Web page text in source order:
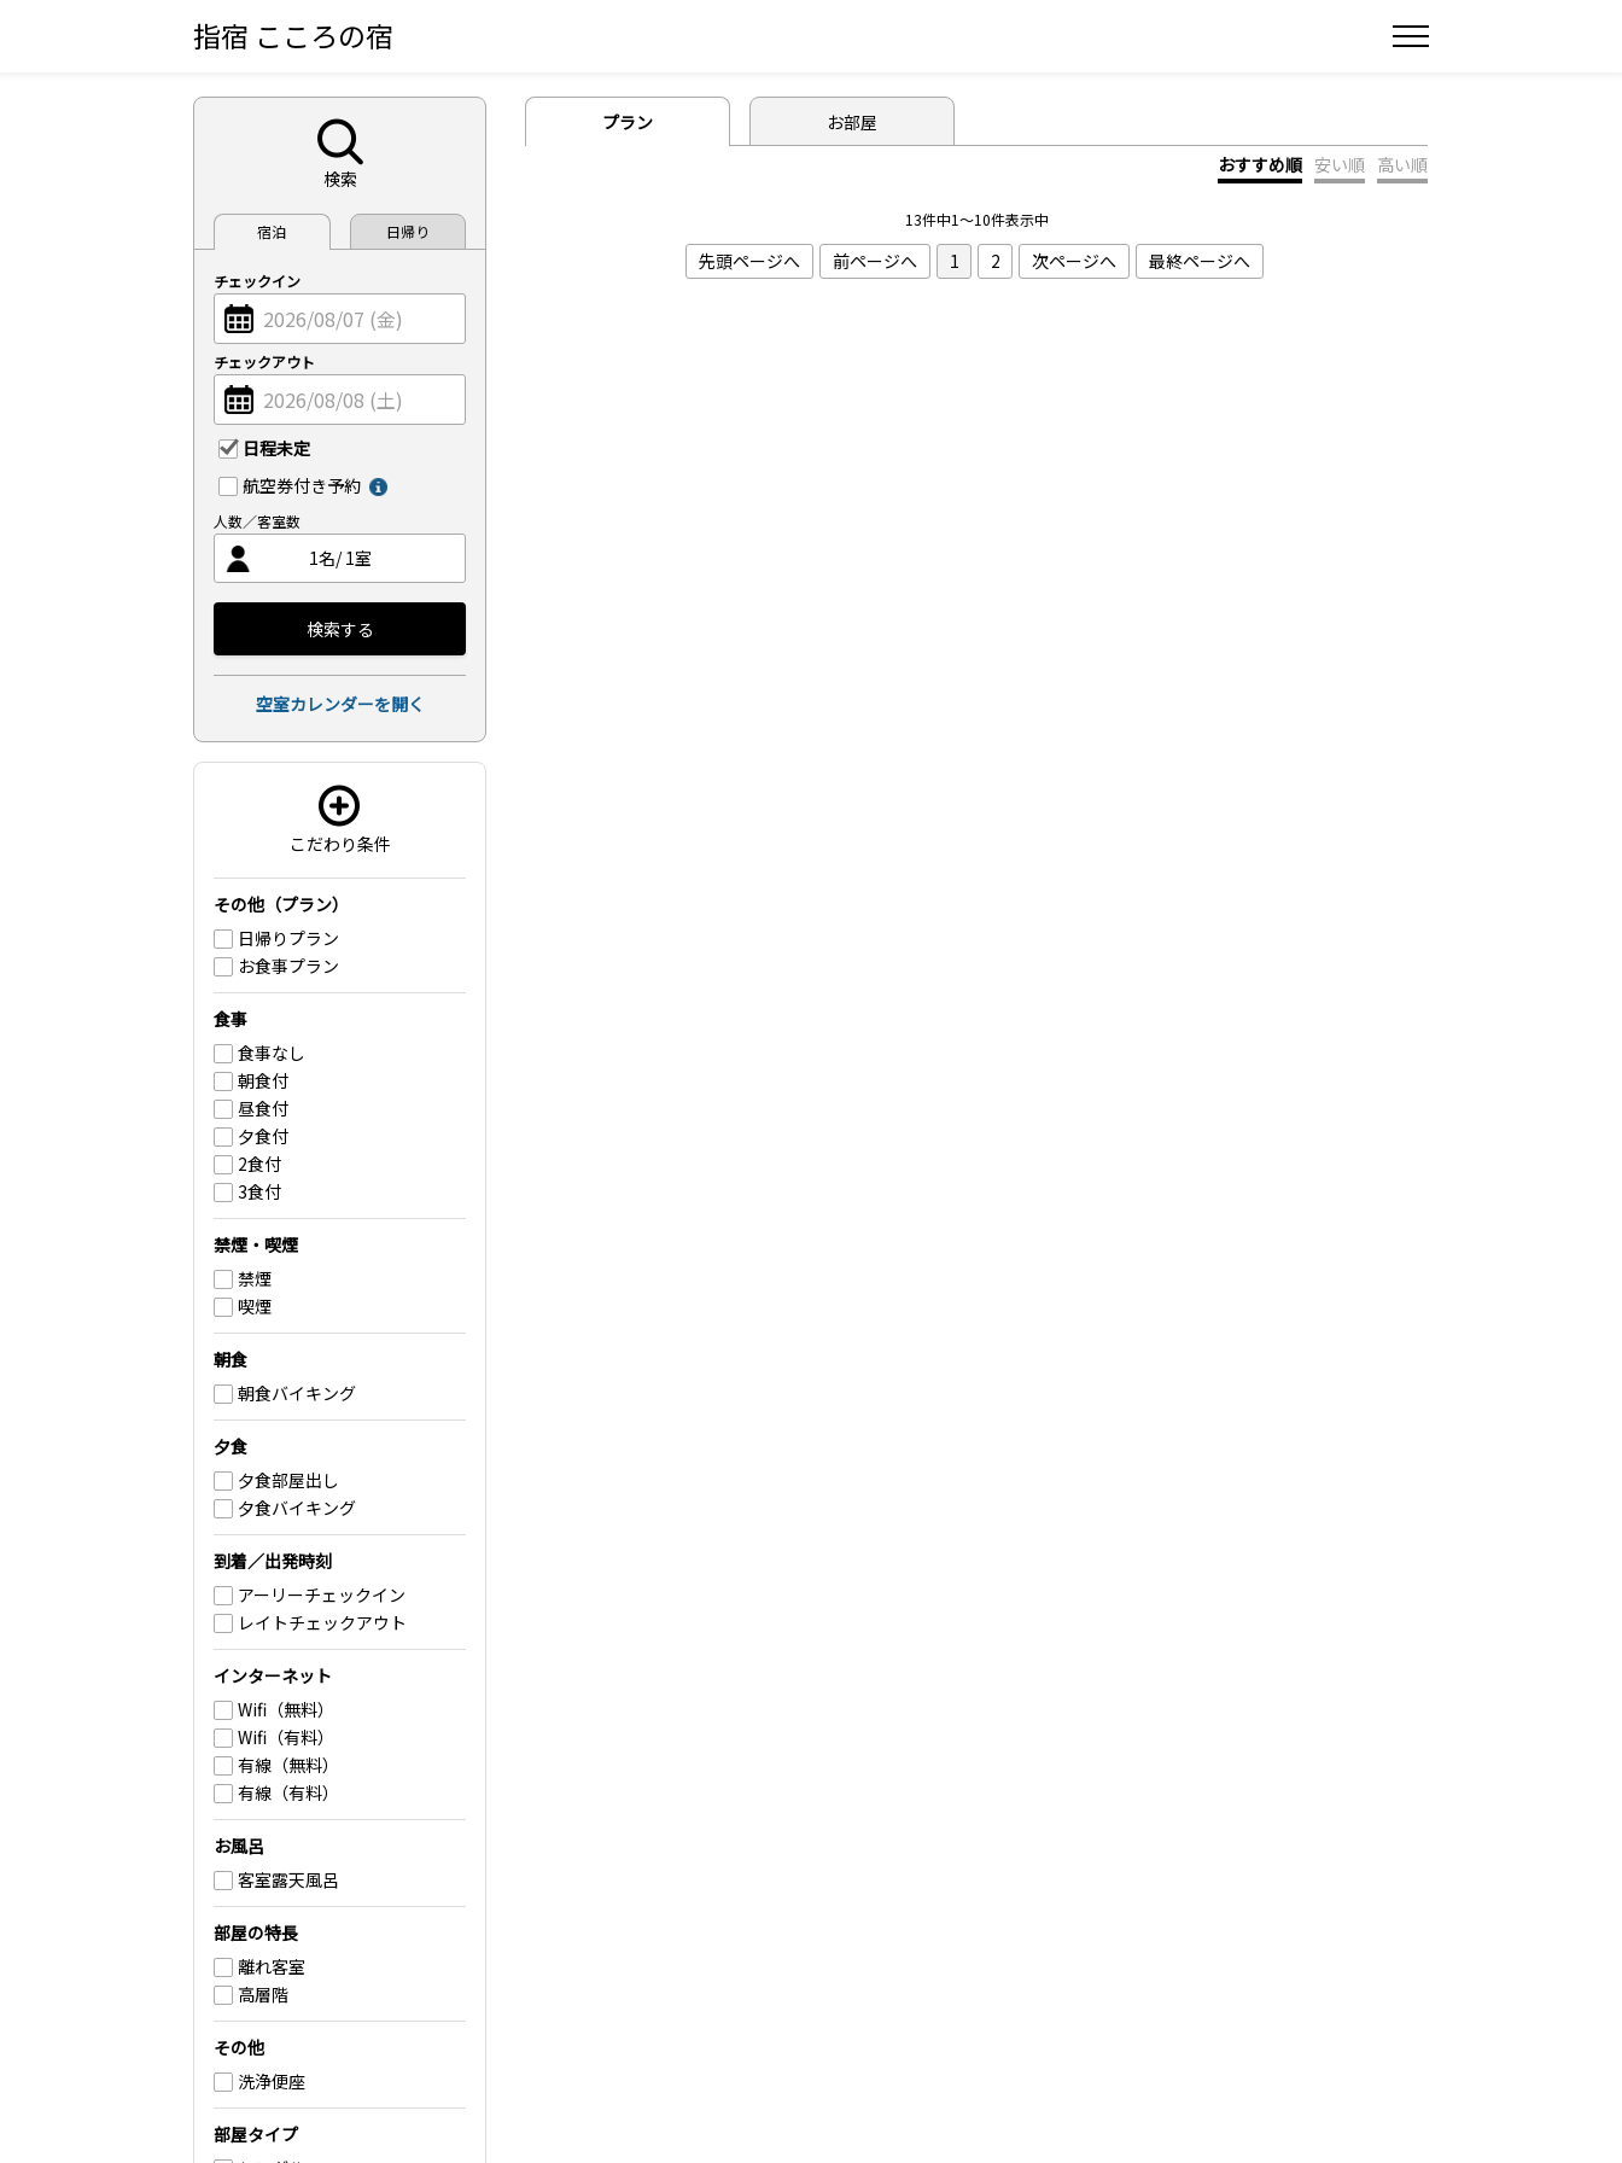
指宿 こころの宿
検索
宿泊 日帰り
チェックイン
チェックアウト
日程未定
航空券付き予約
人数／客室数
1名/1室
検索する
空室カレンダーを開く
こだわり条件
その他（プラン）
日帰りプラン
お食事プラン
食事
食事なし
朝食付
昼食付
夕食付
2食付
3食付
禁煙・喫煙
禁煙
喫煙
朝食
朝食バイキング
夕食
夕食部屋出し
夕食バイキング
到着／出発時刻
アーリーチェックイン
レイトチェックアウト
インターネット
Wifi（無料）
Wifi（有料）
有線（無料）
有線（有料）
お風呂
客室露天風呂
部屋の特長
離れ客室
高層階
その他
洗浄便座
部屋タイプ
プラン
お部屋
おすすめ順 安い順 高い順
13件中1～10件表示中
先頭ページへ 前ページへ 1 2 次ページへ 最終ページへ